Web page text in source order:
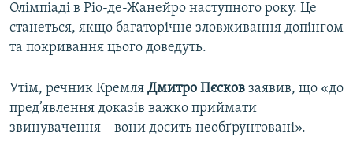
Олімпіаді в Ріо-де-Жанейро наступного року. Це
станеться, якщо багаторічне зловживання допінгом
та покривання цього доведуть.
Утім, речник Кремля Дмитро Пєсков заявив, що «до
пред’явлення доказів важко приймати
звинувачення – вони досить необґрунтовані».